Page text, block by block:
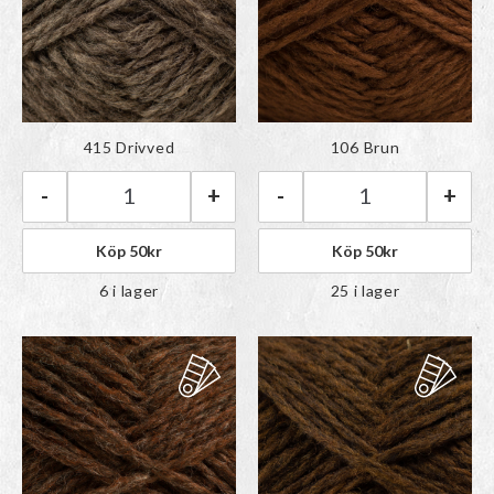
Färgen har lagts till i
paletten
Rauma Vams | 415 Drivved mängd
- +
415 Drivved
Köp 50kr
6 i lager
Färgen har lagts till i
paletten
Rauma Vams |
- +
106 Brun
Köp 50kr
25 i lager